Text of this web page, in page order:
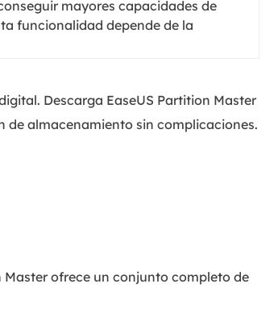
mayores capacidades de
funcionalidad depende de la
Descarga EaseUS Partition Master
de almacenamiento sin complicaciones.
Master ofrece un conjunto completo de